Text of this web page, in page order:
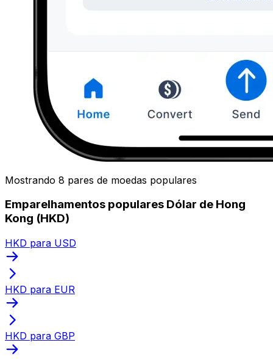
Mostrando 8 pares de moedas populares
Emparelhamentos populares Dólar de Hong
Kong (HKD)
HKD para USD
HKD para EUR
HKD para GBP